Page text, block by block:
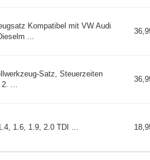
Kompatibel mit VW Audi
...
Satz, Steuerzeiten
...
1.6, 1.9, 2.0 TDI ...